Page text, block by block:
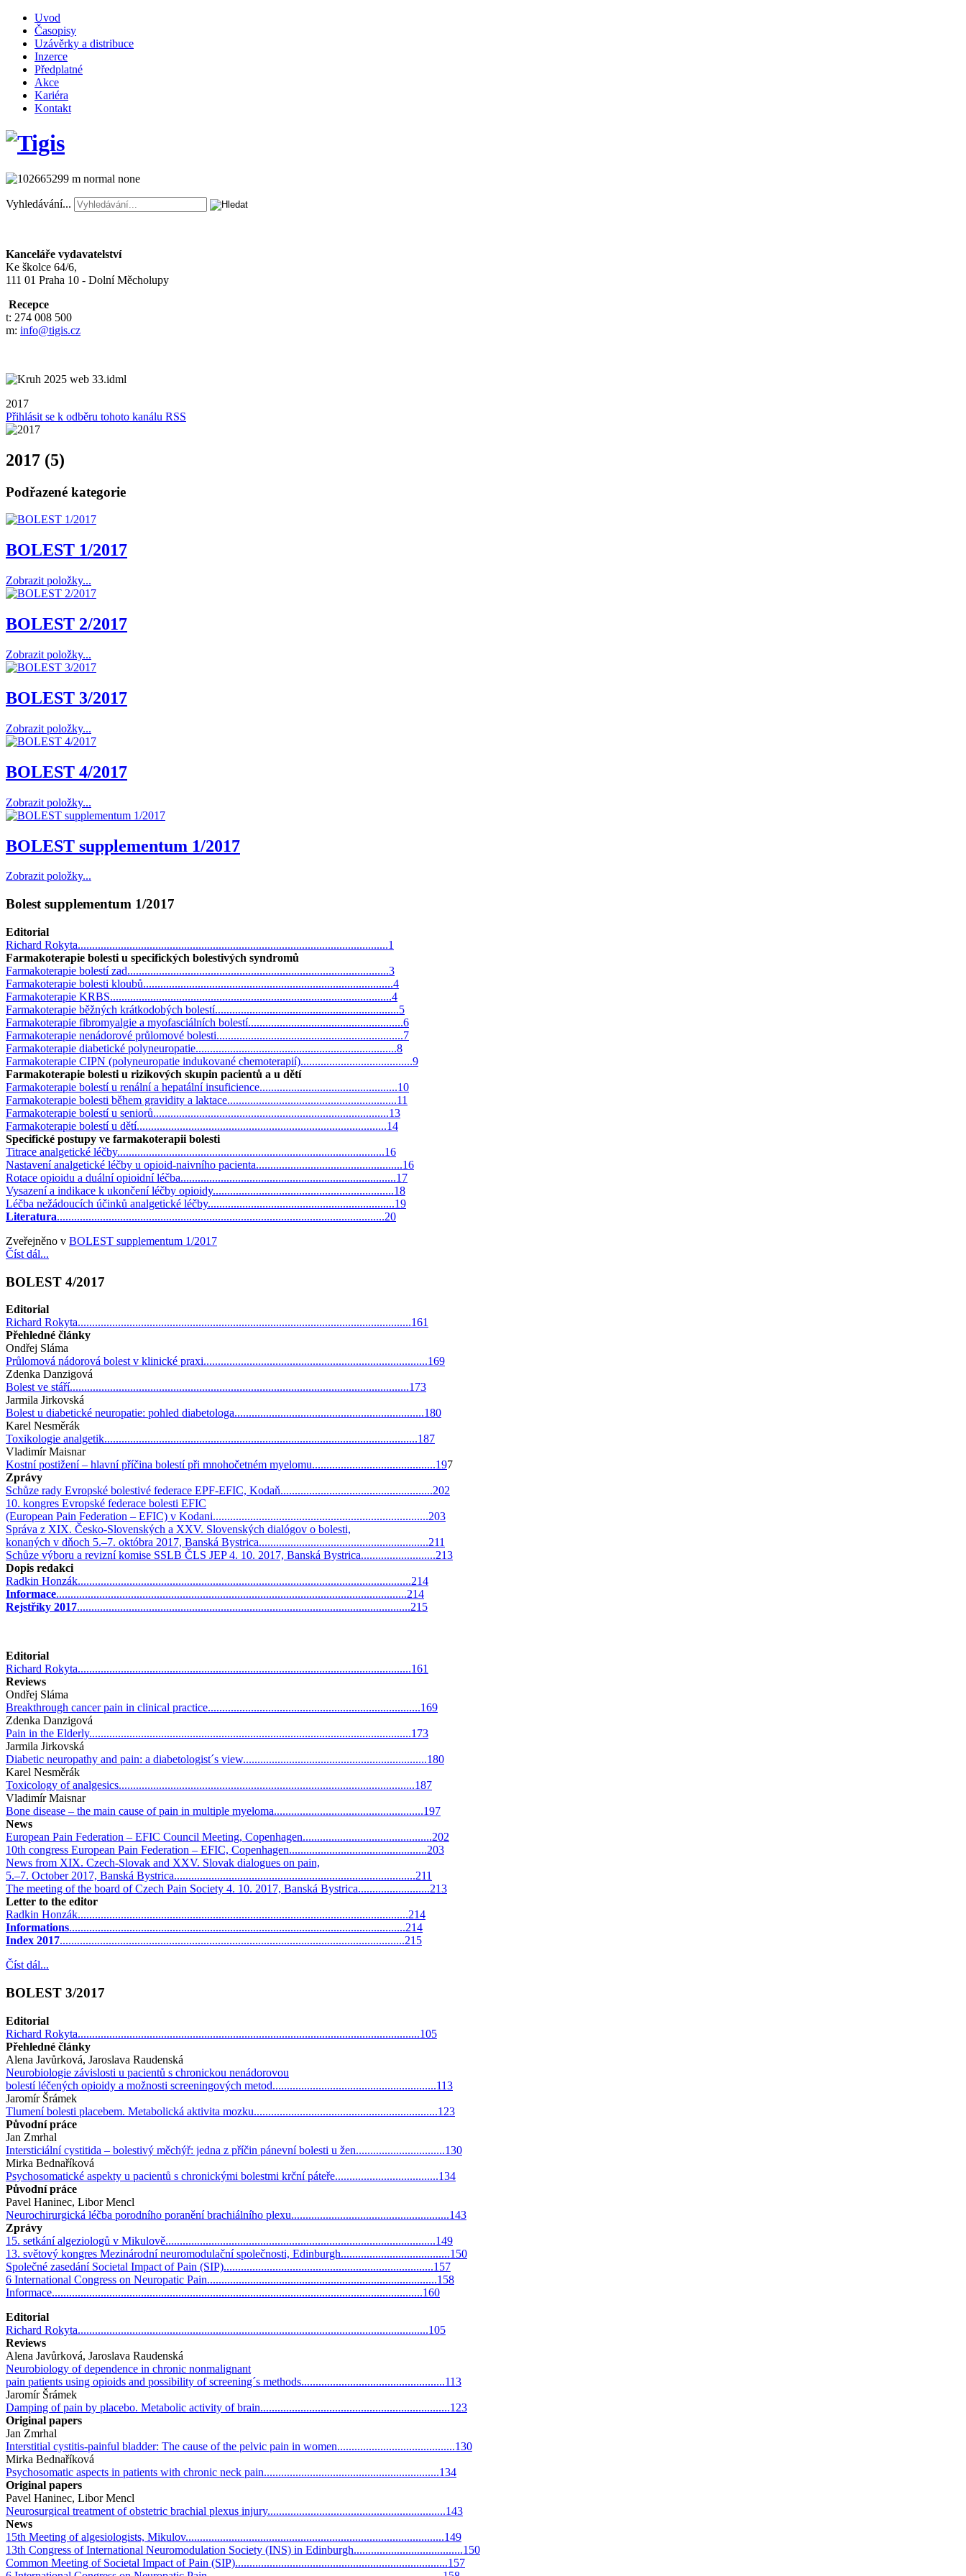
Uvod
Časopisy
Uzávěrky a distribuce
Inzerce
Předplatné
Akce
Kariéra
Kontakt
Vyhledávání...
Kanceláře vydavatelství
Ke školce 64/6,
111 01 Praha 10 - Dolní Měcholupy
Recepce
t: 274 008 500
m: info@tigis.cz
2017
Přihlásit se k odběru tohoto kanálu RSS
2017 (5)
Podřazené kategorie
BOLEST 1/2017
Zobrazit položky...
BOLEST 2/2017
Zobrazit položky...
BOLEST 3/2017
Zobrazit položky...
BOLEST 4/2017
Zobrazit položky...
BOLEST supplementum 1/2017
Zobrazit položky...
Bolest supplementum 1/2017
Editorial
Richard Rokyta............................................................................................................1
Farmakoterapie bolesti u specifických bolestivých syndromů
Farmakoterapie bolestí zad...........................................................................................3
Farmakoterapie bolesti kloubů.......................................................................................4
Farmakoterapie KRBS..................................................................................................4
Farmakoterapie běžných krátkodobých bolestí................................................................5
Farmakoterapie fibromyalgie a myofasciálních bolestí......................................................6
Farmakoterapie nenádorové průlomové bolesti.................................................................7
Farmakoterapie diabetické polyneuropatie......................................................................8
Farmakoterapie CIPN (polyneuropatie indukované chemoterapií).......................................9
Farmakoterapie bolesti u rizikových skupin pacientů a u dětí
Farmakoterapie bolestí u renální a hepatální insuficience................................................10
Farmakoterapie bolesti během gravidity a laktace...........................................................11
Farmakoterapie bolestí u seniorů..................................................................................13
Farmakoterapie bolestí u dětí.......................................................................................14
Specifické postupy ve farmakoterapii bolesti
Titrace analgetické léčby.............................................................................................16
Nastavení analgetické léčby u opioid-naivního pacienta...................................................16
Rotace opioidu a duální opioidní léčba...........................................................................17
Vysazení a indikace k ukončení léčby opioidy...............................................................18
Léčba nežádoucích účinků analgetické léčby.................................................................19
Literatura..................................................................................................................20
Zveřejněno v BOLEST supplementum 1/2017
Číst dál...
BOLEST 4/2017
Editorial
Richard Rokyta....................................................................................................................161
Přehledné články
Ondřej Sláma
Průlomová nádorová bolest v klinické praxi..............................................................................169
Zdenka Danzigová
Bolest ve stáří......................................................................................................................173
Jarmila Jirkovská
Bolest u diabetické neuropatie: pohled diabetologa..................................................................180
Karel Nesměrák
Toxikologie analgetik.............................................................................................................187
Vladimír Maisnar
Kostní postižení – hlavní příčina bolestí při mnohočetném myelomu...........................................197
Zprávy
Schůze rady Evropské bolestivé federace EPF-EFIC, Kodaň.....................................................202
10. kongres Evropské federace bolesti EFIC
(European Pain Federation – EFIC) v Kodani...........................................................................203
Správa z XIX. Česko-Slovenských a XXV. Slovenských dialógov o bolesti,
konaných v dňoch 5.–7. októbra 2017, Banská Bystrica...........................................................211
Schůze výboru a revizní komise SSLB ČLS JEP 4. 10. 2017, Banská Bystrica..........................213
Dopis redakci
Radkin Honzák....................................................................................................................214
Informace..........................................................................................................................214
Rejstříky 2017....................................................................................................................215
Editorial
Richard Rokyta....................................................................................................................161
Reviews
Ondřej Sláma
Breakthrough cancer pain in clinical practice..........................................................................169
Zdenka Danzigová
Pain in the Elderly................................................................................................................173
Jarmila Jirkovská
Diabetic neuropathy and pain: a diabetologist´s view................................................................180
Karel Nesměrák
Toxicology of analgesics.......................................................................................................187
Vladimír Maisnar
Bone disease – the main cause of pain in multiple myeloma....................................................197
News
European Pain Federation – EFIC Council Meeting, Copenhagen.............................................202
10th congress European Pain Federation – EFIC, Copenhagen................................................203
News from XIX. Czech-Slovak and XXV. Slovak dialogues on pain,
5.–7. October 2017, Banská Bystrica....................................................................................211
The meeting of the board of Czech Pain Society 4. 10. 2017, Banská Bystrica.........................213
Letter to the editor
Radkin Honzák...................................................................................................................214
Informations.....................................................................................................................214
Index 2017........................................................................................................................215
Číst dál...
BOLEST 3/2017
Editorial
Richard Rokyta.......................................................................................................................105
Přehledné články
Alena Javůrková, Jaroslava Raudenská
Neurobiologie závislosti u pacientů s chronickou nenádorovou
bolestí léčených opioidy a možnosti screeningových metod.........................................................113
Jaromír Šrámek
Tlumení bolesti placebem. Metabolická aktivita mozku................................................................123
Původní práce
Jan Zmrhal
Intersticiální cystitida – bolestivý měchýř: jedna z příčin pánevní bolesti u žen...............................130
Mirka Bednaříková
Psychosomatické aspekty u pacientů s chronickými bolestmi krční páteře....................................134
Původní práce
Pavel Haninec, Libor Mencl
Neurochirurgická léčba porodního poranění brachiálního plexu.......................................................143
Zprávy
15. setkání algeziologů v Mikulově..............................................................................................149
13. světový kongres Mezinárodní neuromodulační společnosti, Edinburgh......................................150
Společné zasedání Societal Impact of Pain (SIP).........................................................................157
6 International Congress on Neuropatic Pain................................................................................158
Informace.................................................................................................................................160
Editorial
Richard Rokyta..........................................................................................................................105
Reviews
Alena Javůrková, Jaroslava Raudenská
Neurobiology of dependence in chronic nonmalignant
pain patients using opioids and possibility of screening´s methods..................................................113
Jaromír Šrámek
Damping of pain by placebo. Metabolic activity of brain..................................................................123
Original papers
Jan Zmrhal
Interstitial cystitis-painful bladder: The cause of the pelvic pain in women.........................................130
Mirka Bednaříková
Psychosomatic aspects in patients with chronic neck pain.............................................................134
Original papers
Pavel Haninec, Libor Mencl
Neurosurgical treatment of obstetric brachial plexus injury..............................................................143
News
15th Meeting of algesiologists, Mikulov..........................................................................................149
13th Congress of International Neuromodulation Society (INS) in Edinburgh......................................150
Common Meeting of Societal Impact of Pain (SIP)..........................................................................157